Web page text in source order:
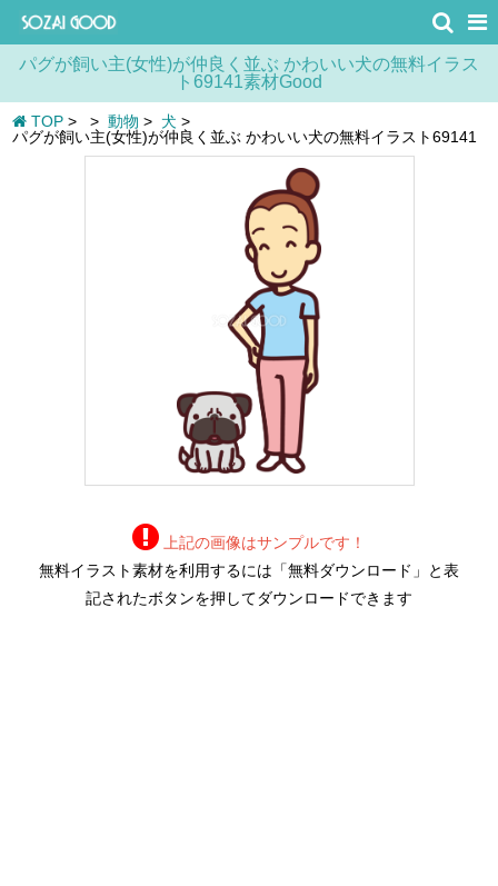
パグが飼い主(女性)が仲良く並ぶ かわいい犬の無料イラス
ト69141素材Good
TOP > > 動物 > 犬 >
パグが飼い主(女性)が仲良く並ぶ かわいい犬の無料イラスト69141
上記の画像はサンプルです！
無料イラスト素材を利用するには「無料ダウンロード」と表
記されたボタンを押してダウンロードできます